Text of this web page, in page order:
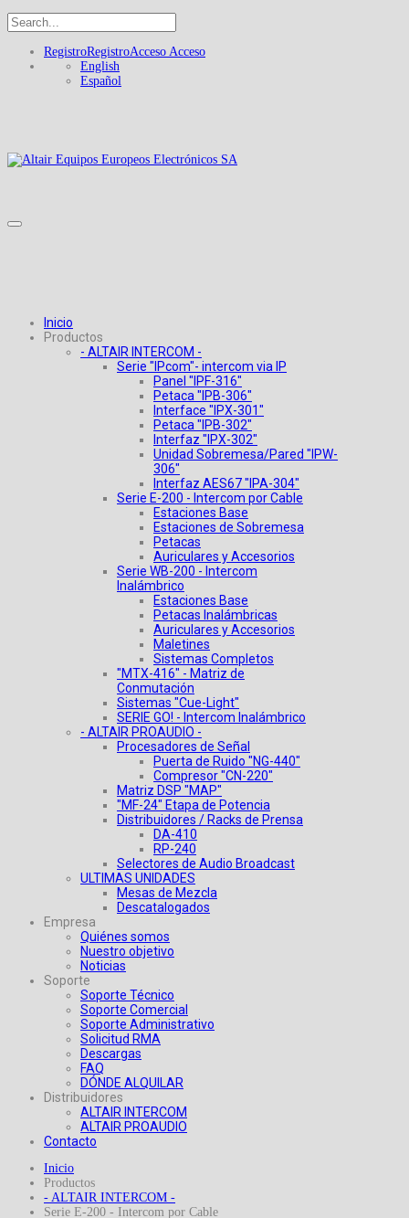
RegistroRegistroAcceso Acceso
English
Español
Inicio
Productos
- ALTAIR INTERCOM -
Serie "IPcom"- intercom via IP
Panel "IPF-316"
Petaca "IPB-306"
Interface "IPX-301"
Petaca "IPB-302"
Interfaz "IPX-302"
Unidad Sobremesa/Pared "IPW-
306"
Interfaz AES67 "IPA-304"
Serie E-200 - Intercom por Cable
Estaciones Base
Estaciones de Sobremesa
Petacas
Auriculares y Accesorios
Serie WB-200 - Intercom
Inalámbrico
Estaciones Base
Petacas Inalámbricas
Auriculares y Accesorios
Maletines
Sistemas Completos
"MTX-416" - Matriz de
Conmutación
Sistemas "Cue-Light"
SERIE GO! - Intercom Inalámbrico
- ALTAIR PROAUDIO -
Procesadores de Señal
Puerta de Ruido "NG-440"
Compresor "CN-220"
Matriz DSP "MAP"
"MF-24" Etapa de Potencia
Distribuidores / Racks de Prensa
DA-410
RP-240
Selectores de Audio Broadcast
ULTIMAS UNIDADES
Mesas de Mezcla
Descatalogados
Empresa
Quiénes somos
Nuestro objetivo
Noticias
Soporte
Soporte Técnico
Soporte Comercial
Soporte Administrativo
Solicitud RMA
Descargas
FAQ
DÓNDE ALQUILAR
Distribuidores
ALTAIR INTERCOM
ALTAIR PROAUDIO
Contacto
Inicio
Productos
- ALTAIR INTERCOM -
Serie E-200 - Intercom por Cable